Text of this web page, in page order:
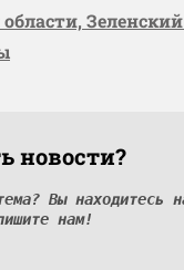
новости?
Вы находитесь
нам!